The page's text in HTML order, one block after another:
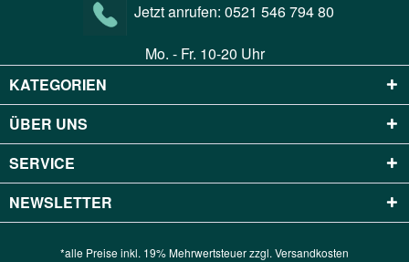
Jetzt anrufen: 0521 546 794 80
Mo. - Fr. 10-20 Uhr
KATEGORIEN
ÜBER UNS
SERVICE
NEWSLETTER
*alle Preise inkl. 19% Mehrwertsteuer zzgl. Versandkosten